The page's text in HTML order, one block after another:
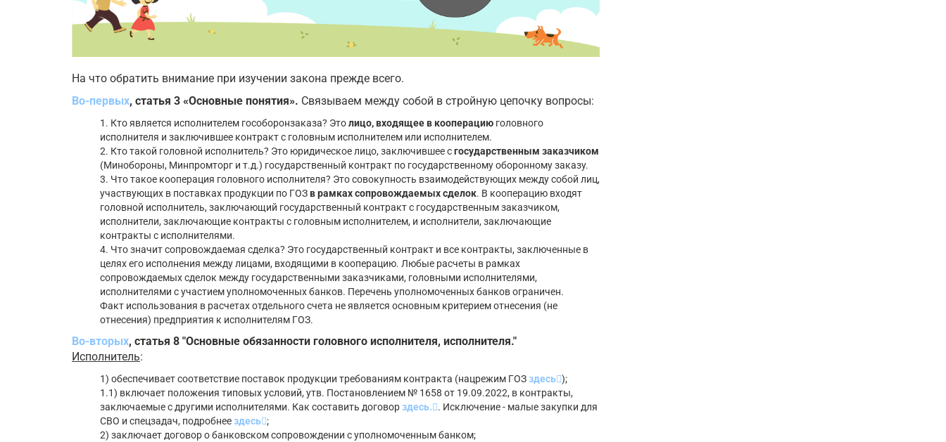
На что обратить внимание при изучении закона прежде всего.
Во-первых, статья 3 «Основные понятия». Связываем между собой в стройную цепочку вопросы:
1. Кто является исполнителем гособоронзаказа? Этолицо, входящее в кооперацию головного
исполнителя и заключившее контракт с головным исполнителем или исполнителем.
2. Кто такой головной исполнитель? Это юридическое лицо, заключившее сгосударственным заказчиком
(Минобороны, Минпромторг и т.д.) государственный контракт по государственному оборонному заказу.
3. Что такое кооперация головного исполнителя? Это совокупность взаимодействующих между собой лиц,
участвующих в поставках продукции по ГОЗ в рамках сопровождаемых сделок. В кооперацию входят
головной исполнитель, заключающий государственный контракт с государственным заказчиком,
исполнители, заключающие контракты с головным исполнителем, и исполнители, заключающие
контракты с исполнителями.
4. Что значит сопровождаемая сделка? Это государственный контракт и все контракты, заключенные в
целях его исполнения между лицами, входящими в кооперацию. Любые расчеты в рамках
сопровождаемых сделок между государственными заказчиками, головными исполнителями,
исполнителями с участием уполномоченных банков. Перечень уполномоченных банков ограничен.
Факт использования в расчетах отдельного счета не является основным критерием отнесения (не
отнесения) предприятия к исполнителям ГОЗ.
Во-вторых, статья 8 "Основные обязанности головного исполнителя, исполнителя."
Исполнитель:
1) обеспечивает соответствие поставок продукции требованиям контракта (нацрежим ГОЗздесь );
1.1) включает положения типовых условий, утв. Постановлением № 1658 от 19.09.2022, в контракты,
заключаемые с другими исполнителями. Как составить договорздесь.
. Исключение - малые закупки для
СВО и спецзадач, подробнеездесь ;
2) заключает договор о банковском сопровождении с уполномоченным банком;